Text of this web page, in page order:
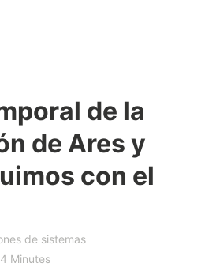
de la
de Ares y
con el
de sistemas
4 Minutes